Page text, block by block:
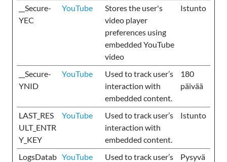
__Secure-
YEC
YouTube
Stores the user's
video player
preferences using
embedded YouTube
video
Istunto
__Secure-
YNID
YouTube
Used to track user’s
interaction with
embedded content.
180
päivää
LAST_RES
ULT_ENTR
Y_KEY
YouTube
Used to track user’s
interaction with
embedded content.
Istunto
LogsDatab YouTube
Used to track user’s
Pysyvä